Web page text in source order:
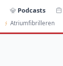
Podcasts
Atriumfibrilleren